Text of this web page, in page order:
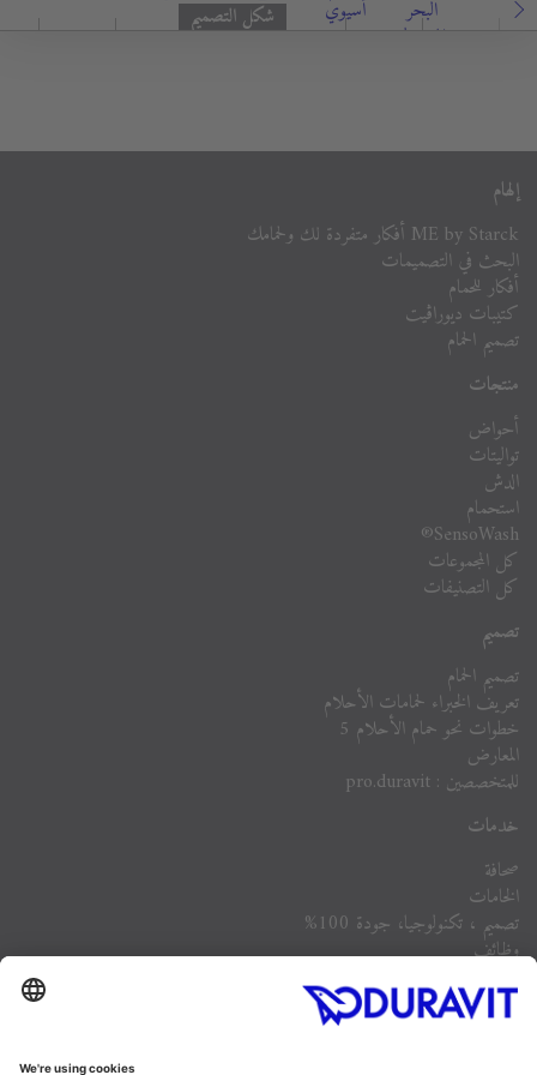
البحر
المتوسط
أسيوي
شكل التصميم
إلهام
ME by Starck أفكار متفردة لك ولحمامك
البحث في التصميمات
أفكار للحمام
كتيبات ديوراڨيت
تصميم الحمام
منتجات
أحواض
تواليتات
الدش
استحمام
SensoWash®
كل المجموعات
كل التصنيفات
تصميم
تصميم الحمام
تعريف الخبراء لحمامات الأحلام
خطوات نحو حمام الأحلام 5
المعارض
للمتخصصين : pro.duravit
خدمات
صحافة
الخامات
تصميم ، تكنولوجيا، جودة 100%
وظائف
أسئلة مكررة